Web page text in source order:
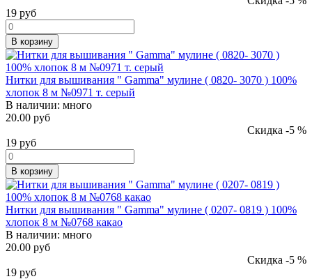
19 руб
В корзину
Нитки для вышивания " Gamma" мулине ( 0820- 3070 ) 100%
хлопок 8 м №0971 т. серый
В наличии: много
20.00 руб
Скидка -5 %
19 руб
В корзину
Нитки для вышивания " Gamma" мулине ( 0207- 0819 ) 100%
хлопок 8 м №0768 какао
В наличии: много
20.00 руб
Скидка -5 %
19 руб